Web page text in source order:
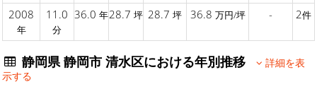
2008
年
11.0
分
36.0 年28.7 坪 28.7 坪 36.8 万円/坪 - 2件
静岡県 静岡市 清水区における年別推移
詳細を表
示する